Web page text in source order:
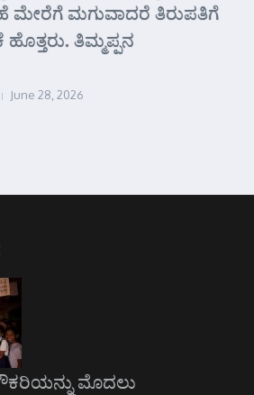
ಮೇರೆಗೆ ಮಗುವಾದರೆ ತಿರುಪತಿಗೆ
ತಿಮ್ಮಪ್ಪನ
June 28, 2026
ಮೊದಲು